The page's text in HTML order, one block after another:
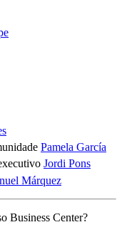
Pamela García
Jordi Pons
Márquez
Business Center?